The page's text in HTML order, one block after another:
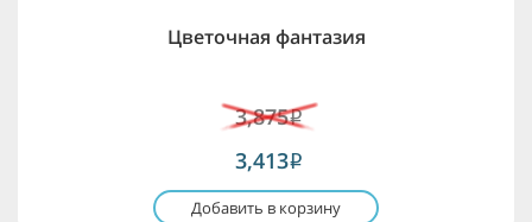
Цветочная фантазия
3,875i
3,413i
Добавить в корзину